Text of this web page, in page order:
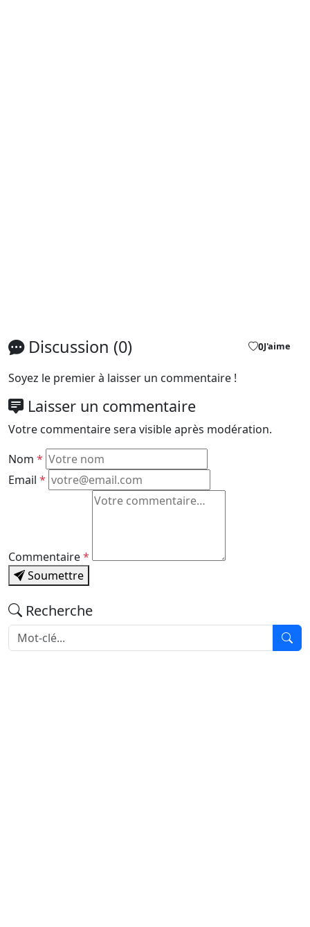
Discussion (0) 0J'aime
Soyez le premier à laisser un commentaire !
Laisser un commentaire
Votre commentaire sera visible après modération.
Nom *
Email *
Commentaire*
Soumettre
Recherche